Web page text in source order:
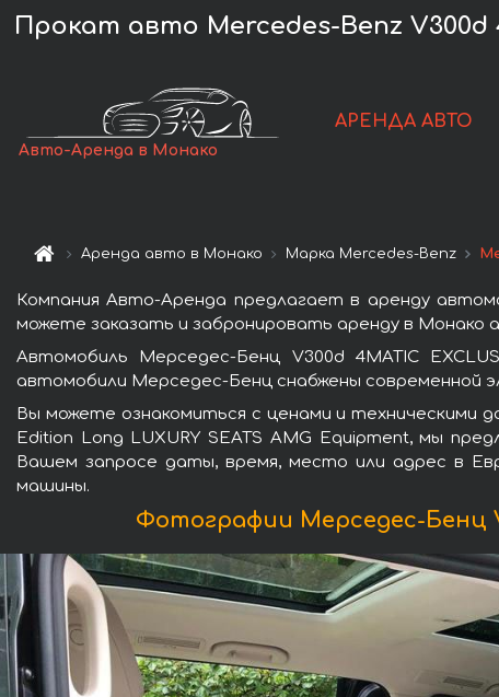
Прокат авто Mercedes-Benz V300d
Авто-Аренда в Монако
АРЕНДА АВТО
Аренда авто в Монако Марка Mercedes-Benz
Компания Авто-Аренда предлагает в аренду
можете заказать и забронировать аренду в Монако
Автомобиль Мерседес-Бенц V300d 4MATIC
автомобили Мерседес-Бенц снабжены современной
Вы можете ознакомиться с ценами и техническими
Edition Long LUXURY SEATS AMG Equipment, мы
Вашем запросе даты, время, место или адрес в
машины.
Фотографии Мерседес-Бенц